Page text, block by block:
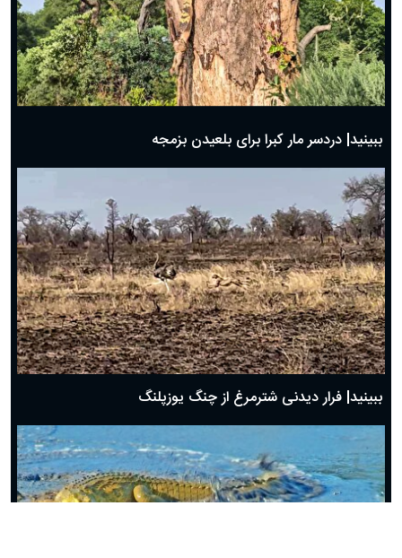
ببینید| دردسر مار کبرا برای بلعیدن بزمجه
ببینید| فرار دیدنی شترمرغ از چنگ یوزپلنگ